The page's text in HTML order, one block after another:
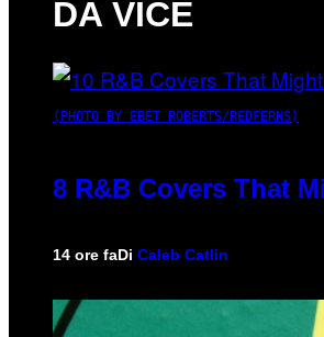
DA VICE
(PHOTO BY EBET ROBERTS/REDFERNS)
8 R&B Covers That
14 ore faDi Caleb Catlin